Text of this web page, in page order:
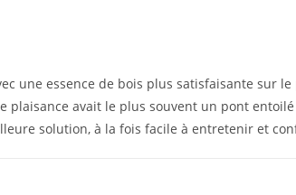
une essence de bois plus satisfaisante sur
plaisance avait le plus souvent un pont
solution, à la fois facile à entretenir et